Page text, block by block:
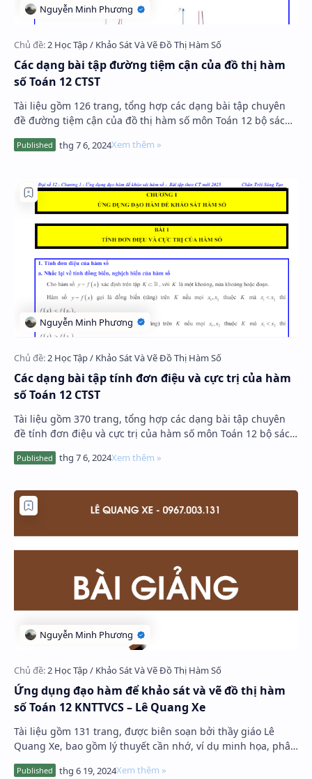
Các dạng bài tập đường tiệm cận của đồ thị hàm
số Toán 12 CTST
Tài liệu gồm 126 trang, tổng hợp các dạng bài tập chuyên
đề đường tiệm cận của đồ thị hàm số môn Toán 12 bộ sách
Chân Trời Sáng Tạo (CTST), có đáp án…
Các dạng bài tập tính đơn điệu và cực trị của hàm
số Toán 12 CTST
Tài liệu gồm 370 trang, tổng hợp các dạng bài tập chuyên
đề tính đơn điệu và cực trị của hàm số môn Toán 12 bộ sách
Ứng dụng đạo hàm để khảo sát và vẽ đồ thị hàm
số Toán 12 KNTTVCS – Lê Quang Xe
Tài liệu gồm 131 trang, được biên soạn bởi thầy giáo Lê
Quang Xe, bao gồm lý thuyết cần nhớ, ví dụ minh họa, phân
loại và phương pháp giải toán chuyê…